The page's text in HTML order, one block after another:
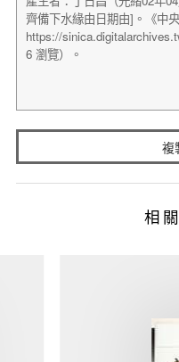
複
相